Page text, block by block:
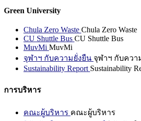
Green University
Chula Zero Waste Chula Zero Waste
CU Shuttle Bus CU Shuttle Bus
MuvMi MuvMi
จุฬาฯ กับความยั่งยืน จุฬาฯ กับควา
Sustainability Report Sustainability
การบริหาร
คณะผู้บริหาร คณะผู้บริหาร